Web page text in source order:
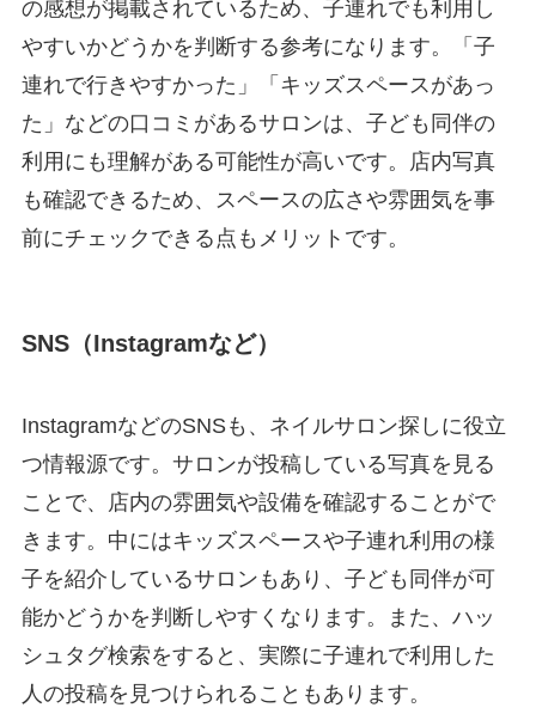
の感想が掲載されているため、子連れでも利用し
やすいかどうかを判断する参考になります。「子
連れで行きやすかった」「キッズスペースがあっ
た」などの口コミがあるサロンは、子ども同伴の
利用にも理解がある可能性が高いです。店内写真
も確認できるため、スペースの広さや雰囲気を事
前にチェックできる点もメリットです。
SNS（Instagramなど）
InstagramなどのSNSも、ネイルサロン探しに役立
つ情報源です。サロンが投稿している写真を見る
ことで、店内の雰囲気や設備を確認することがで
きます。中にはキッズスペースや子連れ利用の様
子を紹介しているサロンもあり、子ども同伴が可
能かどうかを判断しやすくなります。また、ハッ
シュタグ検索をすると、実際に子連れで利用した
人の投稿を見つけられることもあります。